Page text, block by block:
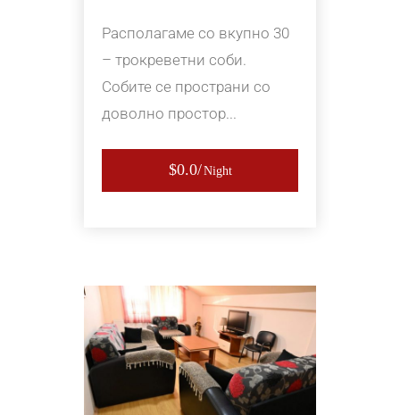
Располагаме со вкупно 30
– трокреветни соби.
Собите се пространи со
доволно простор...
$0.0 Night